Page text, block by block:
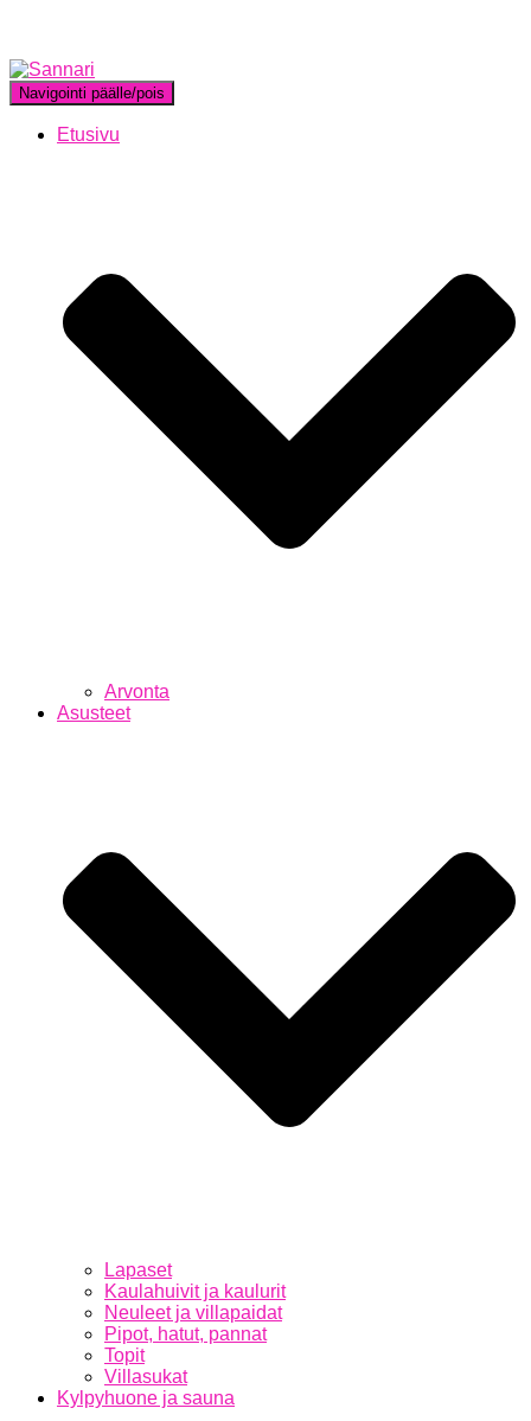
Navigointi päälle/pois
Etusivu
Arvonta
Asusteet
Lapaset
Kaulahuivit ja kaulurit
Neuleet ja villapaidat
Pipot, hatut, pannat
Topit
Villasukat
Kylpyhuone ja sauna